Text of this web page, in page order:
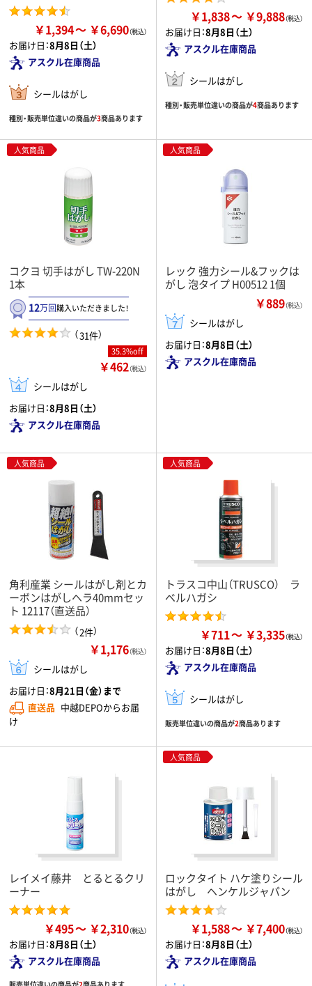
￥1,394 ￥6,690
お届け日：8月8日（土）
アスクル在庫商品
シールはがし
種別・販売単位違いの商品が3商品あります
￥1,838 ￥9,888
お届け日：8月8日（土）
アスクル在庫商品
シールはがし
種別・販売単位違いの商品が4商品あります
人気商品
コクヨ 切手はがし TW-220N
1本
12万回購入いただきました！
（31件）
35.3%off
￥462（税込）
シールはがし
お届け日：8月8日（土）
アスクル在庫商品
人気商品
レック 強力シール&フックは
がし 泡タイプ H00512 1個
￥889（税込）
シールはがし
お届け日：8月8日（土）
アスクル在庫商品
人気商品
角利産業 シールはがし剤とカ
ーボンはがしヘラ40mmセッ
ト 12117（直送品）
（2件）
￥1,176（税込）
シールはがし
お届け日：8月21日（金）まで
直送品 中越DEPOからお届
け
人気商品
トラスコ中山（TRUSCO） ラ
ベルハガシ
￥711 ￥3,335
お届け日：8月8日（土）
アスクル在庫商品
シールはがし
販売単位違いの商品が2商品あります
レイメイ藤井 とるとるクリ
ーナー
￥495 ￥2,310
お届け日：8月8日（土）
アスクル在庫商品
人気商品
ロックタイト ハケ塗りシール
はがし ヘンケルジャパン
￥1,588 ￥7,400
お届け日：8月8日（土）
アスクル在庫商品